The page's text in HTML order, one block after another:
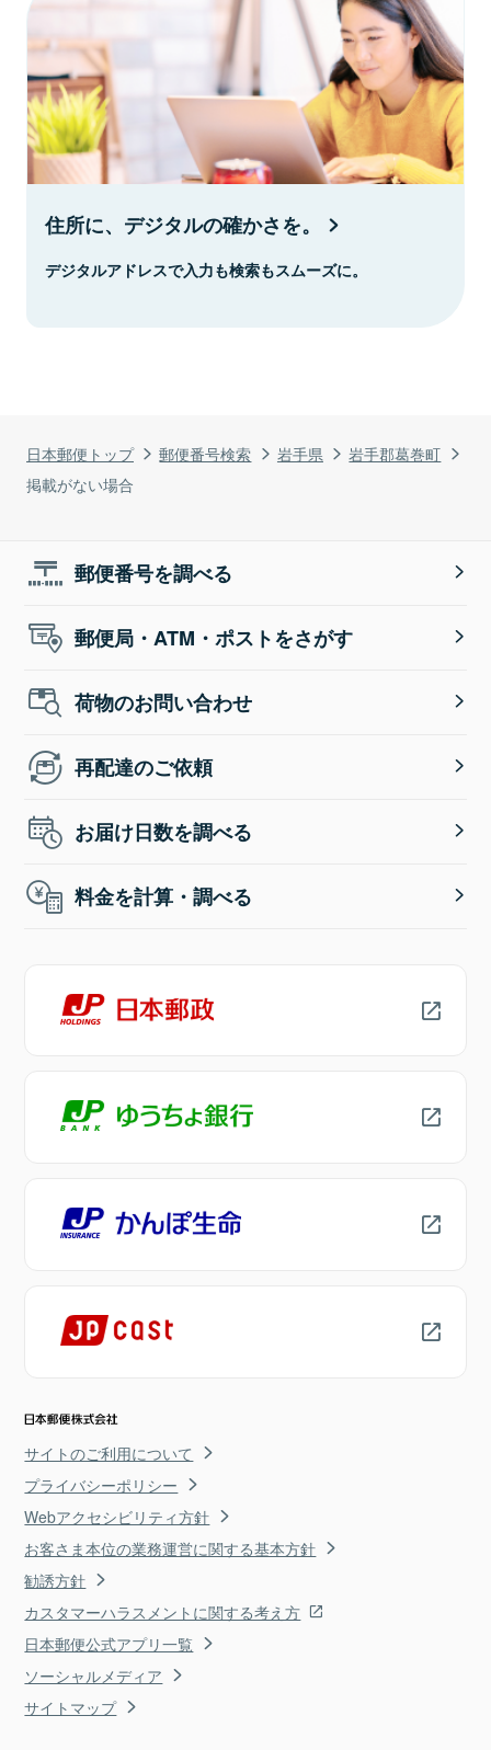
日本郵便トップ 郵便番号検索 岩手県
岩手郡葛巻町
掲載がない場合
住所に、デジタルの確かさを。
デジタルアドレスで入力も検索もスムーズに。
郵便番号を調べる
郵便局・ATM・ポストをさがす
荷物のお問い合わせ
再配達のご依頼
お届け日数を調べる
料金を計算・調べる
サイトのご利用について
プライバシーポリシー
Webアクセシビリティ方針
お客さま本位の業務運営に関する基本方針
勧誘方針
カスタマーハラスメントに関する考え方
日本郵便公式アプリ一覧
ソーシャルメディア
サイトマップ